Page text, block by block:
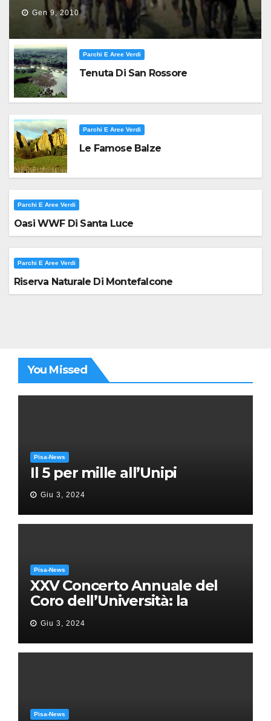
Gen 9, 2010
Parchi E Aree Verdi
Tenuta Di San Rossore
Parchi E Aree Verdi
Le Famose Balze
Parchi E Aree Verdi
Oasi WWF Di Santa Luce
Parchi E Aree Verdi
Riserva Naturale Di Montefalcone
You Missed
Pisa-News
Il 5 per mille all’Unipi
Giu 3, 2024
Pisa-News
XXV Concerto Annuale del
Coro dell’Università: la
“Messa in gloria” di Giacomo
Puccini
Giu 3, 2024
Pisa-News